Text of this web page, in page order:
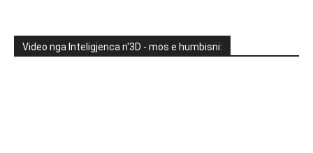
Video nga Inteligjenca n'3D - mos e humbisni: